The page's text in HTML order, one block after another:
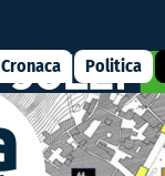
Cronaca Politica